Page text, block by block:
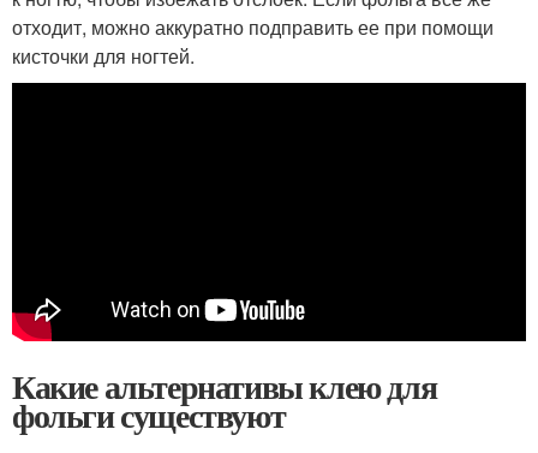
отходит, можно аккуратно подправить ее при помощи
кисточки для ногтей.
Какие альтернативы клею для
фольги существуют